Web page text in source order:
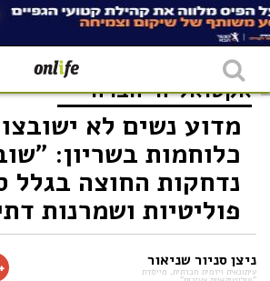
אקטואליה חברה
מדוע נשים לא
כלוחמות בשריון:
נדחקות החוצה בגלל
פוליטיות ושמרנות
ניצן סניור שניאור
עיתונאית ויזמית חברתית, מייסדת